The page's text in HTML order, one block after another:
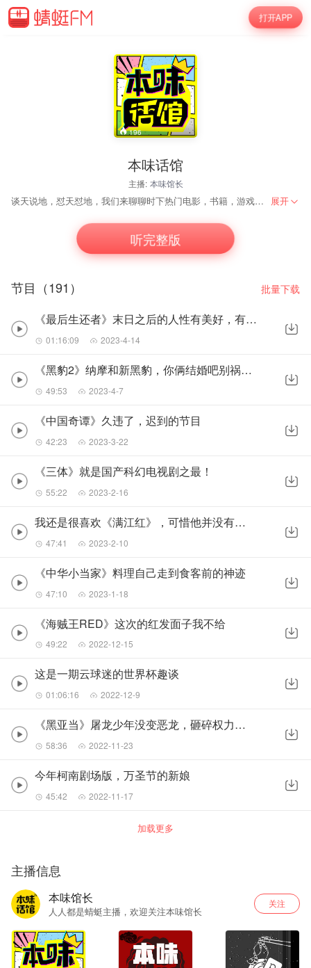
打开APP
196
本味话馆
主播: 本味馆长
谈天说地，怼天怼地，我们来聊聊时下热门电影，书籍，游戏，回忆，找找朋友之间聊天的感觉。
展开
听完整版
节目（191） 批量下载
《最后生还者》末日之后的人性有美好，有猜疑，也有生存的野兽
01:16:09 2023-4-14
《黑豹2》纳摩和新黑豹，你俩结婚吧别祸害别人了
49:53 2023-4-7
《中国奇谭》久违了，迟到的节目
42:23 2023-3-22
《三体》就是国产科幻电视剧之最！
55:22 2023-2-16
我还是很喜欢《满江红》，可惜他并没有一镜到底
47:41 2023-2-10
《中华小当家》料理自己走到食客前的神迹
47:10 2023-1-18
《海贼王RED》这次的红发面子我不给
49:22 2022-12-15
这是一期云球迷的世界杯趣谈
01:06:16 2022-12-9
《黑亚当》屠龙少年没变恶龙，砸碎权力的王座
58:36 2022-11-23
今年柯南剧场版，万圣节的新娘
45:42 2022-11-17
加载更多
主播信息
本味馆长
人人都是蜻蜓主播，欢迎关注本味馆长
关注